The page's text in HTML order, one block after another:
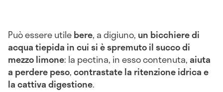
Può essere utilebere, a digiuno, un bicchiere di
acqua tiepida in cui si è spremuto il succo di
mezzo limone: la pectina, in esso contenuta,aiuta
a perdere peso,contrastate la ritenzione idrica e
la cattiva digestione.